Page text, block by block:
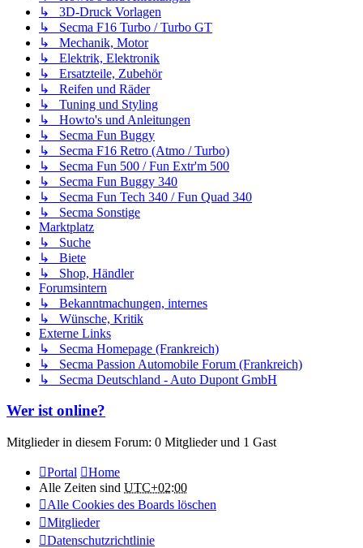
↳ 3D-Druck Vorlagen
↳ Secma F16 Turbo / Turbo GT
↳ Mechanik, Motor
↳ Elektrik, Elektronik
↳ Ersatzteile, Zubehör
↳ Reifen und Räder
↳ Tuning und Styling
↳ Howto's und Anleitungen
↳ Secma Fun Buggy
↳ Secma F16 Retro (Atmo / Turbo)
↳ Secma Fun 500 / Fun Extr'm 500
↳ Secma Fun Buggy 340
↳ Secma Fun Tech 340 / Fun Quad 340
↳ Secma Sonstige
Marktplatz
↳ Suche
↳ Biete
↳ Shop, Händler
Forumsintern
↳ Bekanntmachungen, internes
↳ Wünsche, Kritik
Externe Links
↳ Secma Homepage (Frankreich)
↳ Secma Passion Automobile Forum (Frankreich)
↳ Secma Deutschland - Auto Dupont GmbH
Wer ist online?
Mitglieder in diesem Forum: 0 Mitglieder und 1 Gast
Portal
Home
Alle Zeiten sind UTC+02:00
Alle Cookies des Boards löschen
Mitglieder
Datenschutzrichtlinie